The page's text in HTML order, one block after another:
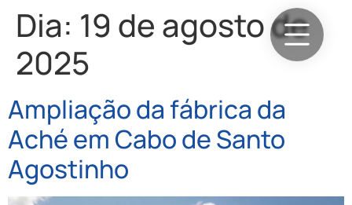
Dia: 19 de agosto de
2025
Ampliação da fábrica da
Aché em Cabo de Santo
Agostinho